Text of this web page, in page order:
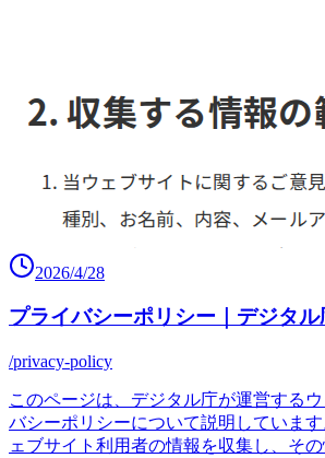
2026/4/28
プライバシーポリシー｜デジタル
/privacy-policy
このページは、デジタル庁が運営する
バシーポリシーについて説明していま
ェブサイト利用者の情報を収集し、そ